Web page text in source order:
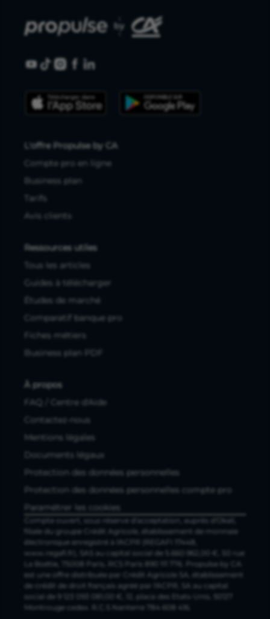
L'offre Propulse by CA
Compte pro en ligne
Business plan
Tarifs
Avis clients
Ressources utiles
Tous les articles
Guides à télécharger
Études de marché
Comparatif banque pro
Fiches métiers
Business plan PDF
À propos
FAQ / Centre d'Aide
Contactez-nous
Mentions légales
Documents légaux
Protection des données personnelles
Protection des données personnelles compte pro
Paramétrer les cookies
Compte ouvert, sous réserve d'acceptation, auprès d'Okali,
filiale du groupe Crédit Agricole, établissement de monnaie
électronique enregistré à l'ACPR (REGAFI 17448,
www.regafi.fr), SAS au capital social de 5.660.962,00 €, 50 rue
La Boétie, 75008 Paris, RCS Paris 890 111 776. Propulse by CA
est une offre distribuée par Crédit Agricole SA, établissement
de crédit de droit français agréé par l'ACPR, SA au capital
social de 9 123 093 081,00 €, 12, place des Etats-Unis, 92127
Montrouge cedex. R.C.S Nanterre 784 608 416.